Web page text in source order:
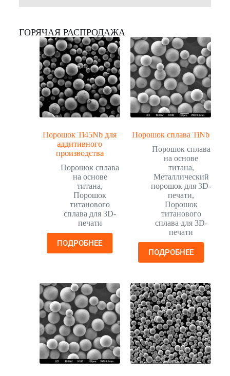
ГОРЯЧАЯ РАСПРОДАЖА
Порошок Ti45Nb для
аддитивного
производства
Порошок сплава
на основе
титана,
Порошок
титанового
сплава для 3D-
печати
ПОДРОБНЕЕ
Порошок сплава TiNb
Порошок сплава
на основе
титана,
Металлический
порошок для 3D-
печати,
Порошок
титанового
сплава для 3D-
печати
ПОДРОБНЕЕ